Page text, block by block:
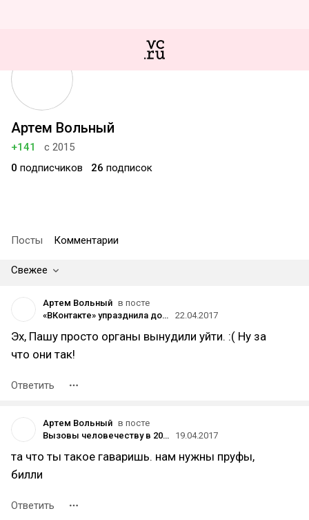
Артем Вольный
+141
с 2015
0 подписчиков 26 подписок
Посты Комментарии
Свежее
Артем Вольный в посте
«ВКонтакте» упразднила должность директора по развитию и назначила Александра Круглова директором по маркетингу
22.04.2017
Эх, Пашу просто органы вынудили уйти. :( Ну за
что они так!
Ответить
Артем Вольный в посте
Вызовы человечеству в 2017 году — мнения учёных
19.04.2017
та что ты такое гаваришь. нам нужны пруфы,
билли
Ответить